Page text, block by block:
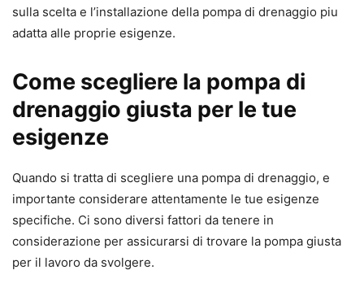
sulla scelta e l’installazione della pompa di drenaggio piu
adatta alle proprie esigenze.
Come scegliere la pompa di
drenaggio giusta per le tue
esigenze
Quando si tratta di scegliere una pompa di drenaggio, e
importante considerare attentamente le tue esigenze
specifiche. Ci sono diversi fattori da tenere in
considerazione per assicurarsi di trovare la pompa giusta
per il lavoro da svolgere.